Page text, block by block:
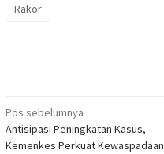
Rakor
Navigasi
pos
Pos sebelumnya
Antisipasi Peningkatan Kasus,
Kemenkes Perkuat Kewaspadaan